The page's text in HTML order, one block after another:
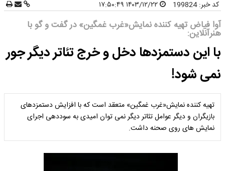
کد خبر:199824
آوا فیاض تهیه کننده نمایش«غرب غمگین» در گفت و گو با
هنرآنلاین:
با این دستمزدها دخل و خرج تئاتر دیگر جور
نمی شود!
تهیه کننده نمایش«غرب غمگین» متعقد است که با افزایش دستمزدهای
بازیگران و دیگر عوامل تئاتر دیگر نمی توان امیدی به سوددهی اجرای
نمایش های روی صحنه داشت.